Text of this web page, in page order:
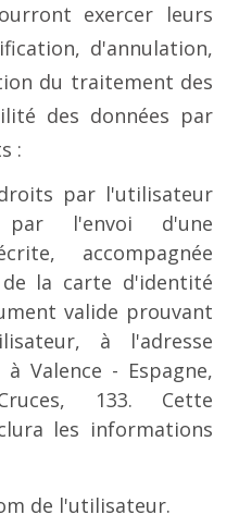
exercer leurs
d'annulation,
du traitement des
des données par
:
par l'utilisateur
l'envoi d'une
accompagnée
la carte d'identité
valide prouvant
à l'adresse
Valence - Espagne,
133. Cette
les informations
de l'utilisateur.